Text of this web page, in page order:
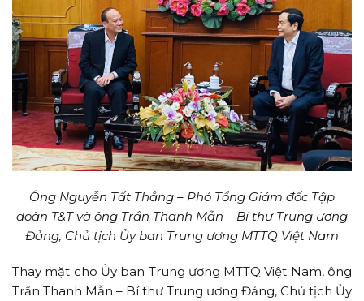
Ông Nguyễn Tất Thắng – Phó Tổng Giám đốc Tập
đoàn T&T và ông Trần Thanh Mẫn – Bí thư Trung ương
Đảng, Chủ tịch Ủy ban Trung ương MTTQ Việt Nam
Thay mặt cho Ủy ban Trung ương MTTQ Việt Nam, ông
Trần Thanh Mẫn – Bí thư Trung ương Đảng, Chủ tịch Ủy